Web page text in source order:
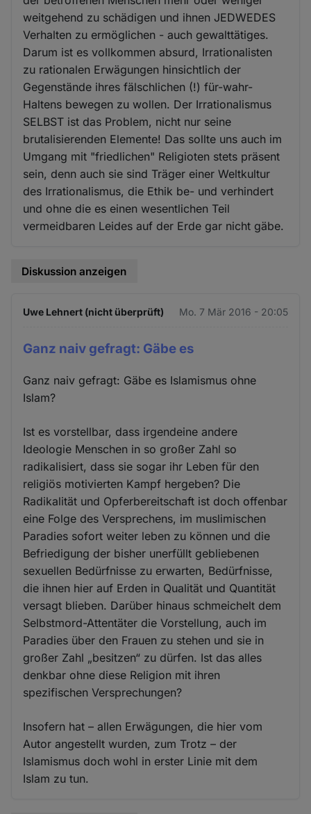
weitgehend zu schädigen und ihnen JEDWEDES
Verhalten zu ermöglichen - auch gewalttätiges.
Darum ist es vollkommen absurd, Irrationalisten
zu rationalen Erwägungen hinsichtlich der
Gegenstände ihres fälschlichen (!) für-wahr-
Haltens bewegen zu wollen. Der Irrationalismus
SELBST ist das Problem, nicht nur seine
brutalisierenden Elemente! Das sollte uns auch im
Umgang mit "friedlichen" Religioten stets präsent
sein, denn auch sie sind Träger einer Weltkultur
des Irrationalismus, die Ethik be- und verhindert
und ohne die es einen wesentlichen Teil
vermeidbaren Leides auf der Erde gar nicht gäbe.
Diskussion anzeigen
Uwe Lehnert (nicht überprüft) Mo. 7 Mär 2016 - 20:05
Ganz naiv gefragt: Gäbe es
Ganz naiv gefragt: Gäbe es Islamismus ohne
Islam?
Ist es vorstellbar, dass irgendeine andere
Ideologie Menschen in so großer Zahl so
radikalisiert, dass sie sogar ihr Leben für den
religiös motivierten Kampf hergeben? Die
Radikalität und Opferbereitschaft ist doch offenbar
eine Folge des Versprechens, im muslimischen
Paradies sofort weiter leben zu können und die
Befriedigung der bisher unerfüllt gebliebenen
sexuellen Bedürfnisse zu erwarten, Bedürfnisse,
die ihnen hier auf Erden in Qualität und Quantität
versagt blieben. Darüber hinaus schmeichelt dem
Selbstmord-Attentäter die Vorstellung, auch im
Paradies über den Frauen zu stehen und sie in
großer Zahl „besitzen“ zu dürfen. Ist das alles
denkbar ohne diese Religion mit ihren
spezifischen Versprechungen?
Insofern hat – allen Erwägungen, die hier vom
Autor angestellt wurden, zum Trotz – der
Islamismus doch wohl in erster Linie mit dem
Islam zu tun.